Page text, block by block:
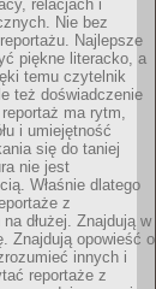
relacjach i
Nie bez
Najlepsze
piękne literacko, a
temu czytelnik
też doświadczenie
ma rytm,
i umiejętność
się do taniej
nie jest
Właśnie dlatego
z
dłużej. Znajdują w
Znajdują opowieść o
innych i
reportaże z